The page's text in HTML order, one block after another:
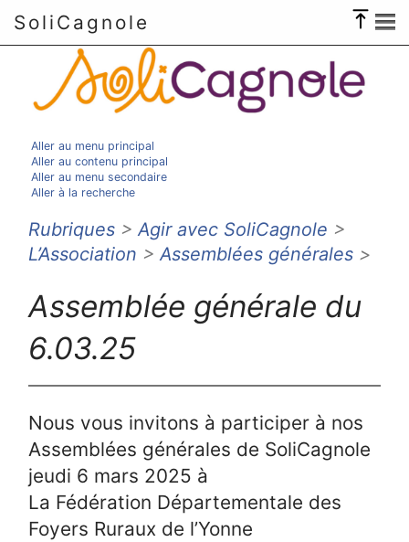
SoliCagnole
Aller au menu principal
Aller au contenu principal
Aller au menu secondaire
Aller à la recherche
Rubriques >Agir avec SoliCagnole >
L’Association >Assemblées générales >
Assemblée générale du
6.03.25
Nous vous invitons à participer à nos
Assemblées générales de SoliCagnole
jeudi 6 mars 2025 à
La Fédération Départementale des
Foyers Ruraux de l’Yonne